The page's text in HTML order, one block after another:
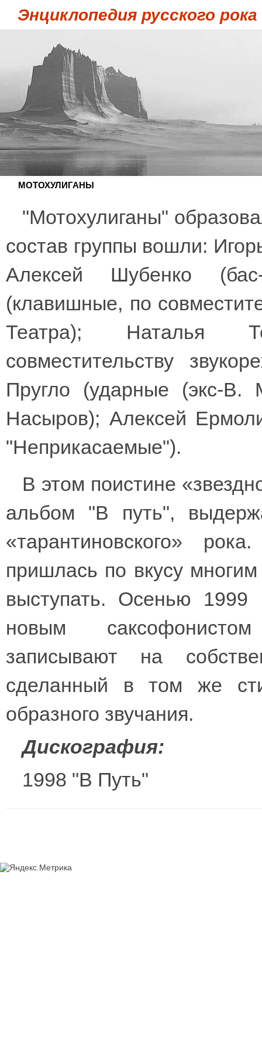
Энциклопедия русского рока
МОТОХУЛИГАНЫ
"Мотохулиганы"
состав группы вошли:
Алексей Шубенко
(клавишные, по
Театра); Наталья
совместительству
Пругло (ударные (экс-В.
Насыров); Алексей
"Неприкасаемые").
В этом поистине
альбом "В путь",
«тарантиновского»
пришлась по вкусу
выступать. Осенью 1999
новым
записывают на
сделанный в том же
образного звучания.
Дискография:
1998 "В Путь"